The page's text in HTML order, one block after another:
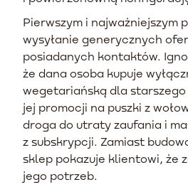
Pierwszym i najważniejszym
wysyłanie generycznych
posiadanych kontaktów.
że dana osoba kupuje
wegetariańską dla starszego
jej promocji na puszki z
droga do utraty zaufania i
z subskrypcji. Zamiast
sklep pokazuje klientowi, że
jego potrzeb.